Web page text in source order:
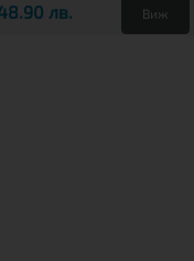
лв. Виж